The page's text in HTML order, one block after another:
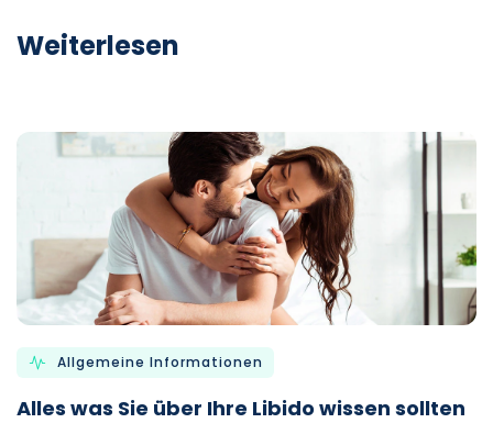
Weiterlesen
Allgemeine Informationen
Alles was Sie über Ihre Libido wissen sollten